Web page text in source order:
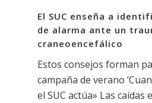
El SUC enseña a
de alarma ante un
craneoencefálico
Estos consejos forman
campaña de verano
el SUC actúa» Las caídas